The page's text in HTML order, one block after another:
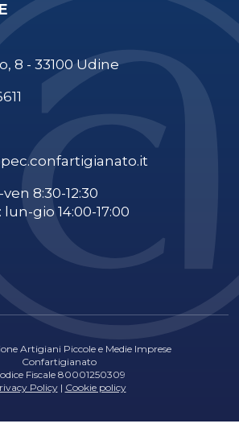
8 - 33100 Udine
8:30-12:30
gio 14:00-17:00
Artigiani Piccole e Medie Imprese
Confartigianato
Fiscale 80001250309
Policy| Cookie policy